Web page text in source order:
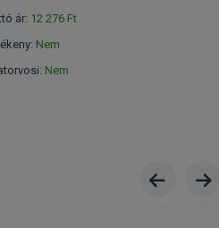
ár: 12 276 Ft
Nem
Nem